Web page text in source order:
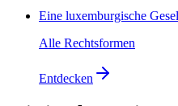
Eine luxemburgische
Alle Rechtsformen
Entdecken